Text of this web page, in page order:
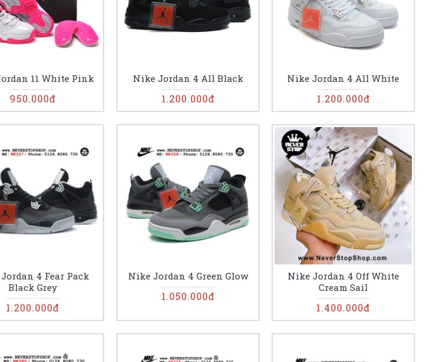
11 White Pink
950.000đ
Nike Jordan 4 All Black
1.200.000đ
Nike Jordan 4 All White
1.200.000đ
4 Fear Pack
Black Grey
1.200.000đ
Nike Jordan 4 Green Glow
1.050.000đ
Nike Jordan 4 Off White
Cream Sail
1.400.000đ